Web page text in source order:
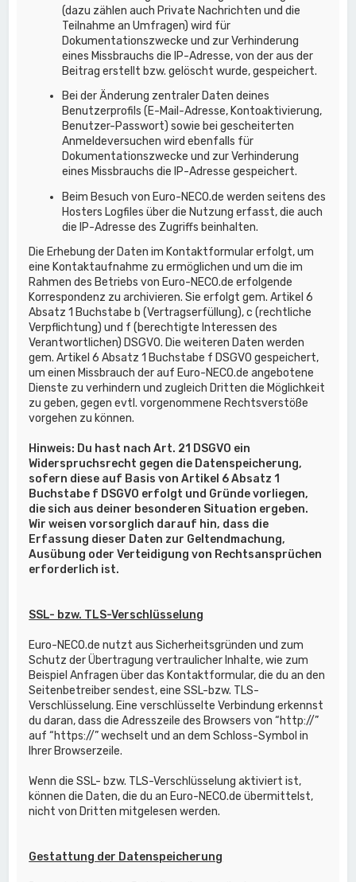
(dazu zählen auch Private Nachrichten und die
Teilnahme an Umfragen) wird für
Dokumentationszwecke und zur Verhinderung
eines Missbrauchs die IP-Adresse, von der aus der
Beitrag erstellt bzw. gelöscht wurde, gespeichert.
Bei der Änderung zentraler Daten deines
Benutzerprofils (E-Mail-Adresse, Kontoaktivierung,
Benutzer-Passwort) sowie bei gescheiterten
Anmeldeversuchen wird ebenfalls für
Dokumentationszwecke und zur Verhinderung
eines Missbrauchs die IP-Adresse gespeichert.
Beim Besuch von Euro-NECO.de werden seitens des
Hosters Logfiles über die Nutzung erfasst, die auch
die IP-Adresse des Zugriffs beinhalten.
Die Erhebung der Daten im Kontaktformular erfolgt, um
eine Kontaktaufnahme zu ermöglichen und um die im
Rahmen des Betriebs von Euro-NECO.de erfolgende
Korrespondenz zu archivieren. Sie erfolgt gem. Artikel 6
Absatz 1 Buchstabe b (Vertragserfüllung), c (rechtliche
Verpflichtung) und f (berechtigte Interessen des
Verantwortlichen) DSGVO. Die weiteren Daten werden
gem. Artikel 6 Absatz 1 Buchstabe f DSGVO gespeichert,
um einen Missbrauch der auf Euro-NECO.de angebotene
Dienste zu verhindern und zugleich Dritten die Möglichkeit
zu geben, gegen evtl. vorgenommene Rechtsverstöße
vorgehen zu können.
Hinweis: Du hast nach Art. 21 DSGVO ein
Widerspruchsrecht gegen die Datenspeicherung,
sofern diese auf Basis von Artikel 6 Absatz 1
Buchstabe f DSGVO erfolgt und Gründe vorliegen,
die sich aus deiner besonderen Situation ergeben.
Wir weisen vorsorglich darauf hin, dass die
Erfassung dieser Daten zur Geltendmachung,
Ausübung oder Verteidigung von Rechtsansprüchen
erforderlich ist.
SSL- bzw. TLS-Verschlüsselung
Euro-NECO.de nutzt aus Sicherheitsgründen und zum
Schutz der Übertragung vertraulicher Inhalte, wie zum
Beispiel Anfragen über das Kontaktformular, die du an den
Seitenbetreiber sendest, eine SSL-bzw. TLS-
Verschlüsselung. Eine verschlüsselte Verbindung erkennst
du daran, dass die Adresszeile des Browsers von “http://”
auf “https://” wechselt und an dem Schloss-Symbol in
Ihrer Browserzeile.
Wenn die SSL- bzw. TLS-Verschlüsselung aktiviert ist,
können die Daten, die du an Euro-NECO.de übermittelst,
nicht von Dritten mitgelesen werden.
Gestattung der Datenspeicherung